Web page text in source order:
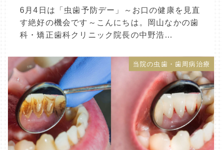
6月4日は「虫歯予防デー」～お口の健康を見直
す絶好の機会です～こんにちは。岡山なかの歯
科・矯正歯科クリニック院長の中野浩…
当院の虫歯・歯周病治療